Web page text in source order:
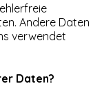
Andere Daten
verwendet
Daten?